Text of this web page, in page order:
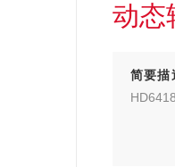
动态
简要描